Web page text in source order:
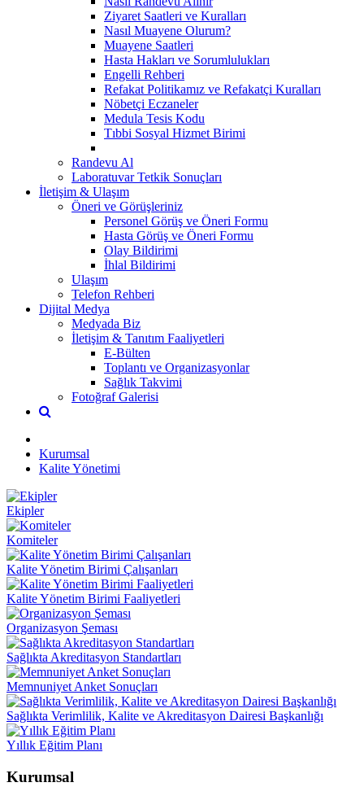
Ziyaret Saatleri ve Kuralları
Nasıl Muayene Olurum?
Muayene Saatleri
Hasta Hakları ve Sorumlulukları
Engelli Rehberi
Refakat Politikamız ve Refakatçi Kuralları
Nöbetçi Eczaneler
Medula Tesis Kodu
Tıbbi Sosyal Hizmet Birimi
Randevu Al
Laboratuvar Tetkik Sonuçları
İletişim & Ulaşım
Öneri ve Görüşleriniz
Personel Görüş ve Öneri Formu
Hasta Görüş ve Öneri Formu
Olay Bildirimi
İhlal Bildirimi
Ulaşım
Telefon Rehberi
Dijital Medya
Medyada Biz
İletişim & Tanıtım Faaliyetleri
E-Bülten
Toplantı ve Organizasyonlar
Sağlık Takvimi
Fotoğraf Galerisi
Kurumsal
Kalite Yönetimi
Ekipler
Komiteler
Kalite Yönetim Birimi Çalışanları
Kalite Yönetim Birimi Faaliyetleri
Organizasyon Şeması
Sağlıkta Akreditasyon Standartları
Memnuniyet Anket Sonuçları
Sağlıkta Verimlilik, Kalite ve Akreditasyon Dairesi Başkanlığı
Yıllık Eğitim Planı
Kurumsal